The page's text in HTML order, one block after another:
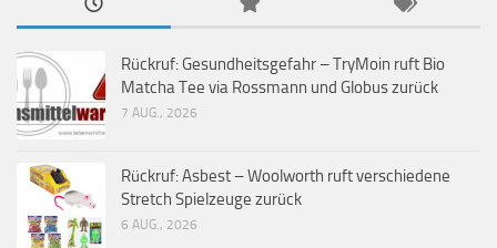
Rückruf: Gesundheitsgefahr – TryMoin ruft Bio
Matcha Tee via Rossmann und Globus zurück
7 AUG., 2026
Rückruf: Asbest – Woolworth ruft verschiedene
Stretch Spielzeuge zurück
6 AUG., 2026